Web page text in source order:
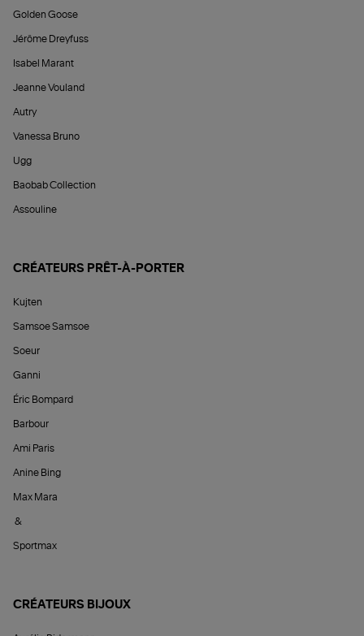
Golden Goose
Jérôme Dreyfuss
Isabel Marant
Jeanne Vouland
Autry
Vanessa Bruno
Ugg
Baobab Collection
Assouline
CRÉATEURS PRÊT-À-PORTER
Kujten
Samsoe Samsoe
Soeur
Ganni
Éric Bompard
Barbour
Ami Paris
Anine Bing
Max Mara
&
Sportmax
CRÉATEURS BIJOUX